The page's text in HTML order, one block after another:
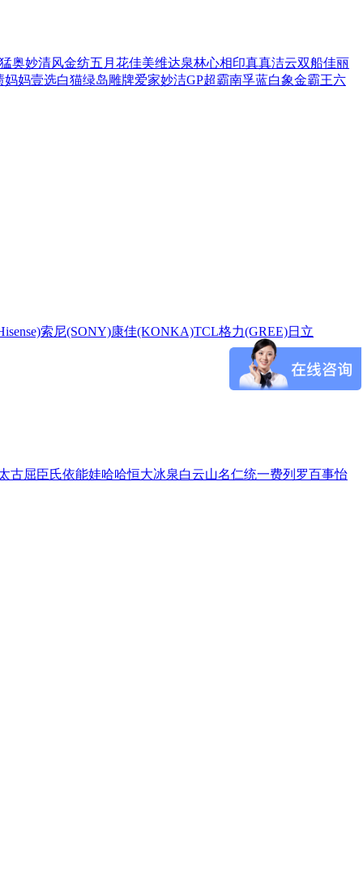
奥妙清风金纺五月花佳美维达泉林心相印真真洁云双船佳丽
妈妈壹选白猫绿岛雕牌爱家妙洁GP超霸南孚蓝白象金霸王六
索尼(SONY)康佳(KONKA)TCL格力(GREE)日立
古屈臣氏依能娃哈哈恒大冰泉白云山名仁统一费列罗百事怡